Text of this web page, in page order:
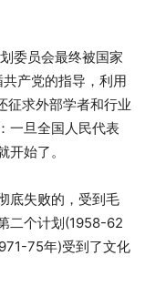
委员会最终被国家
产党的指导，利用
征求外部学者和行业
一旦全国人民代表
始了。
底失败的，受到毛
二个计划(1958-62
75年)受到了文化